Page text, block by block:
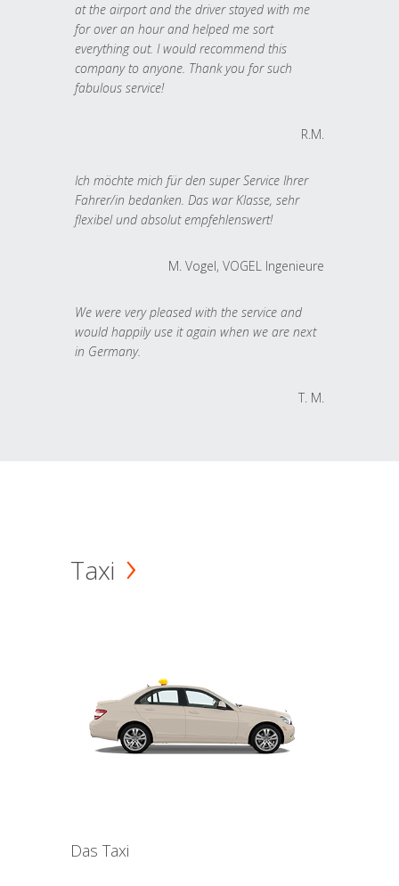
at the airport and the driver stayed with me
for over an hour and helped me sort
everything out. I would recommend this
company to anyone. Thank you for such
fabulous service!
R.M.
Ich möchte mich für den super Service Ihrer
Fahrer/in bedanken. Das war Klasse, sehr
flexibel und absolut empfehlenswert!
M. Vogel, VOGEL Ingenieure
We were very pleased with the service and
would happily use it again when we are next
in Germany.
T. M.
Taxi
Das Taxi